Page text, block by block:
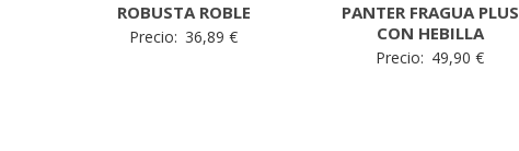
ROBUSTA ROBLE
Precio: 36,89€
PANTER FRAGUA PLUS
CON HEBILLA
Precio: 49,90€